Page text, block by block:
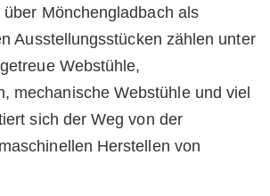
Mönchengladbach als
Ausstellungsstücken zählen unter
Webstühle,
mechanische Webstühle und viel
sich der Weg von der
Herstellen von